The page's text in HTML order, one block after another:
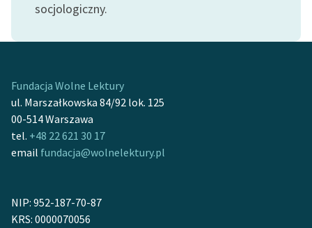
Kontakt
O projekcie
Zasady wykorzystania
Wolnych Lektur
Polityka prywatności
socjologiczny.
Fundacja Wolne Lektury
ul. Marszałkowska 84/92 lok. 125
00-514 Warszawa
tel. +48 22 621 30 17
email fundacja@wolnelektury.pl
NIP: 952-187-70-87
KRS: 0000070056